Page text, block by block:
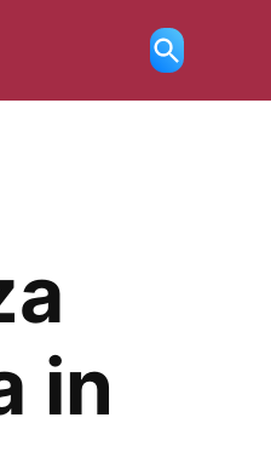
Ricerca
aperta
in